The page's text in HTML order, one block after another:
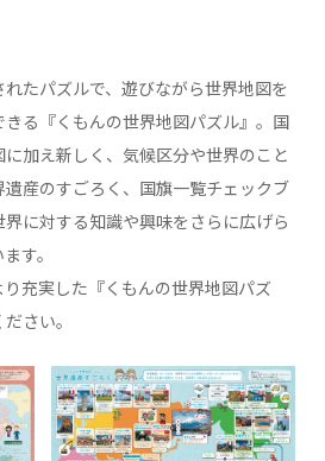
たパズルで、遊びながら世界地図を
る『くもんの世界地図パズル』。国
加え新しく、気候区分や世界のこと
産のすごろく、国旗一覧チェックブ
に対する知識や興味をさらに広げら
す。
り充実した『くもんの世界地図パズ
さい。